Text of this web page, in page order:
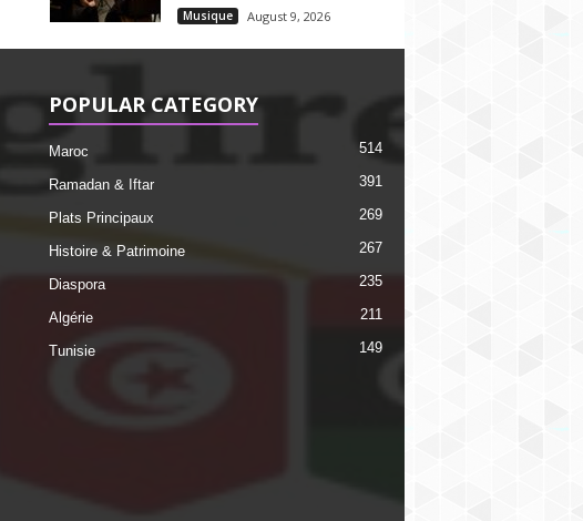
Musique August 9, 2026
POPULAR CATEGORY
Maroc 514
Ramadan & Iftar 391
Plats Principaux 269
Histoire & Patrimoine 267
Diaspora 235
Algérie 211
Tunisie 149